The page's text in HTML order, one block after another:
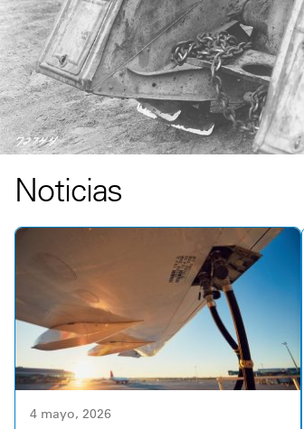
Noticias
4 mayo, 2026